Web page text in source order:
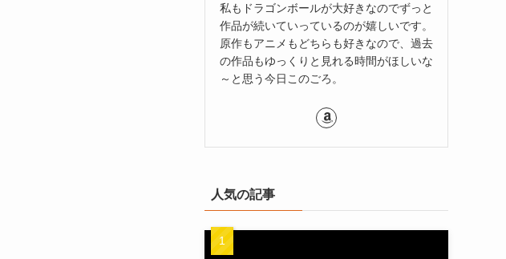
私もドラゴンボールが大好きなのでずっと
作品が続いていっているのが嬉しいです。
原作もアニメもどちらも好きなので、過去
の作品もゆっくりと見れる時間がほしいな
～と思う今日このごろ。
人気の記事